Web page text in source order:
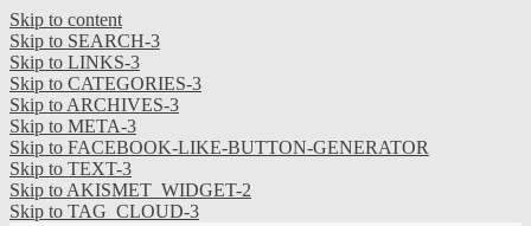
Skip to content
Skip to SEARCH-3
Skip to LINKS-3
Skip to CATEGORIES-3
Skip to ARCHIVES-3
Skip to META-3
Skip to FACEBOOK-LIKE-BUTTON-GENERATOR
Skip to TEXT-3
Skip to AKISMET_WIDGET-2
Skip to TAG_CLOUD-3